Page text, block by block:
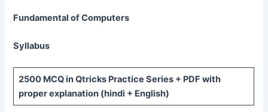
Fundamental of Computers
Syllabus
2500 MCQin Qtricks Practice Series + PDF with
proper explanation (hindi + English)